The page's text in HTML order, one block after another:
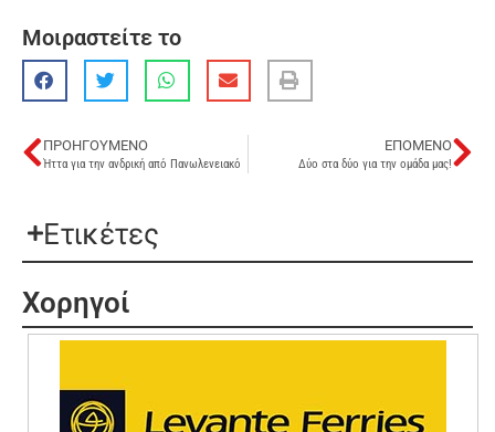
Μοιραστείτε το
ΠΡΟΗΓΟΎΜΕΝΟ
Ήττα για την ανδρική από Πανωλενειακό
ΕΠΌΜΕΝΟ
Δύο στα δύο για την ομάδα μας!
Ετικέτες
Χορηγοί